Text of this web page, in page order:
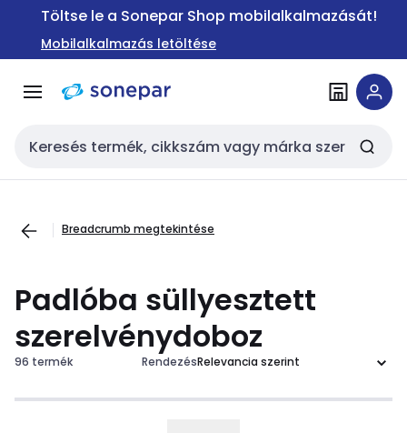
Ugrás a
Ugrás a
tartalomra
Töltse le a Sonepar Shop mobilalkalmazását!
Mobilalkalmazás letöltése
Keresési bemenet
Breadcrumb megtekintése
Padlóba süllyesztett
szerelvénydoboz
96 termék Rendezés